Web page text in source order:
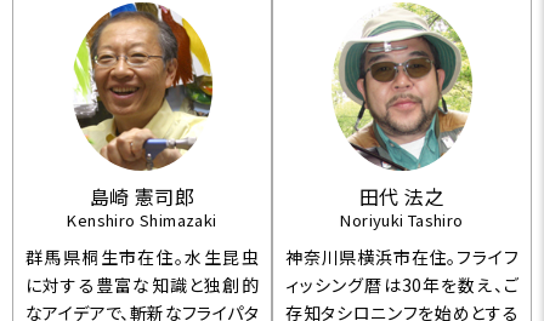
島崎 憲司郎
Kenshiro Shimazaki
群馬県桐生市在住。水生昆虫
に対する豊富な知識と独創的
なアイデアで、斬新なフライパタ
田代 法之
Noriyuki Tashiro
神奈川県横浜市在住。フライフ
ィッシング暦は30年を数え、ご
存知タシロニンフを始めとする